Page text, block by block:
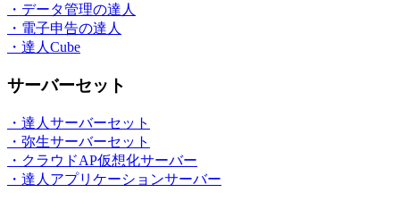
・データ管理の達人
・電子申告の達人
・達人Cube
サーバーセット
・達人サーバーセット
・弥生サーバーセット
・クラウドAP仮想化サーバー
・達人アプリケーションサーバー